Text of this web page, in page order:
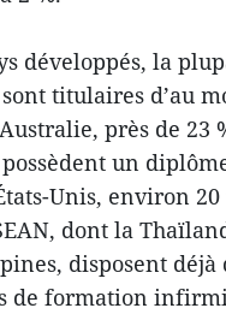
développés, la
titulaires d’au
près de 23
un
Unis, environ
dont la
disposent déjà
de formation